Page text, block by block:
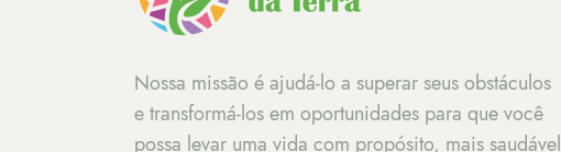
Nossa missão é ajudá-lo a superar seus obstáculos
e transformá-los em oportunidades para que você
possa levar uma vida com propósito, mais saudável